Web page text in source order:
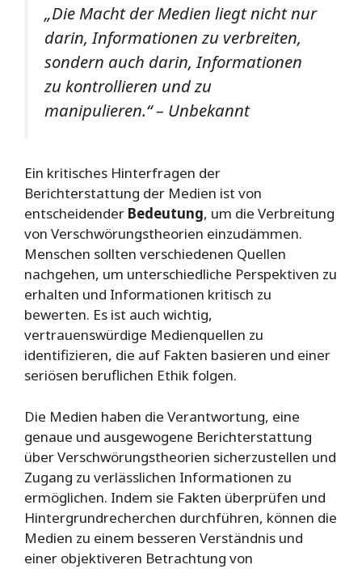
„Die Macht der Medien liegt nicht nur
darin, Informationen zu verbreiten,
sondern auch darin, Informationen
zu kontrollieren und zu
manipulieren.“ – Unbekannt
Ein kritisches Hinterfragen der
Berichterstattung der Medien ist von
entscheidender Bedeutung, um die Verbreitung
von Verschwörungstheorien einzudämmen.
Menschen sollten verschiedenen Quellen
nachgehen, um unterschiedliche Perspektiven zu
erhalten und Informationen kritisch zu
bewerten. Es ist auch wichtig,
vertrauenswürdige Medienquellen zu
identifizieren, die auf Fakten basieren und einer
seriösen beruflichen Ethik folgen.
Die Medien haben die Verantwortung, eine
genaue und ausgewogene Berichterstattung
über Verschwörungstheorien sicherzustellen und
Zugang zu verlässlichen Informationen zu
ermöglichen. Indem sie Fakten überprüfen und
Hintergrundrecherchen durchführen, können die
Medien zu einem besseren Verständnis und
einer objektiveren Betrachtung von